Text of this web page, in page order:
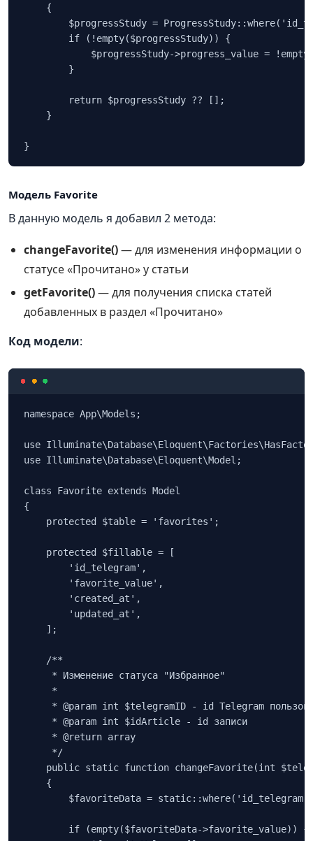
    {
$progressStudy =
        if (!empty($progressStudy)) {
$progressStudy->progress_value =
        }
        return $progressStudy ?? [];
    }
}
Модель Favorite
В данную модель я добавил 2 метода:
changeFavorite()— для изменения информации о
статусе «Прочитано» у статьи
getFavorite()— для получения списка статей
добавленных в раздел «Прочитано»
Код модели:
namespace App\Models;
use
use Illuminate\Database\Eloquent\Model;
class Favorite extends Model
{
    protected $table = 'favorites';
    protected $fillable = [
        'id_telegram',
        'favorite_value',
        'created_at',
        'updated_at',
    ];
    /**
     * Изменение статуса "Избранное"
     *
* @param int $telegramID - id Telegram
     * @param int $idArticle - id записи
     * @return array
     */
public static function changeFavorite(int
    {
$favoriteData =
        if (empty($favoriteData->favorite_value)) {